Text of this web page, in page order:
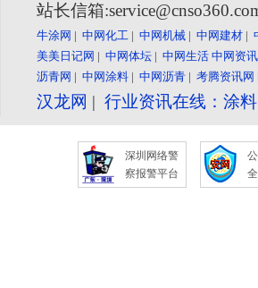
站长信箱
牛涂网 | 中网化工 | 中网机械 | 中网建材 |
美美日记网 | 中网体坛 | 中网生活 中网资讯
沥青网 | 中网涂料 | 中网沥青 | 考腾资讯网
汉龙网 | 行业资讯在线：涂
深圳网络警
察报警平台